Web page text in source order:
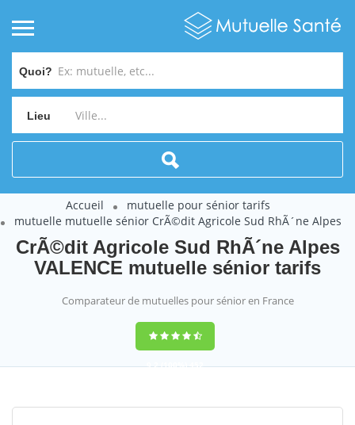
Quoi?
Lieu
Accueil
mutuelle pour sénior tarifs
mutuelle mutuelle sénior CrÃ©dit Agricole Sud RhÃ´ne Alpes
CrÃ©dit Agricole Sud RhÃ´ne Alpes
VALENCE mutuelle sénior tarifs
Comparateur de mutuelles pour sénior en France
9,2(100%)452